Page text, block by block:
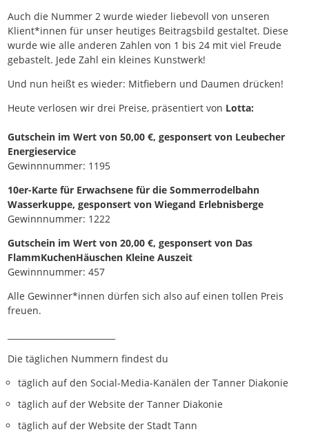
Auch die Nummer 2 wurde wieder liebevoll von unseren
Klient*innen für unser heutiges Beitragsbild gestaltet. Diese
wurde wie alle anderen Zahlen von 1 bis 24 mit viel Freude
gebastelt. Jede Zahl ein kleines Kunstwerk!
Und nun heißt es wieder: Mitfiebern und Daumen drücken!
Heute verlosen wir drei Preise, präsentiert von Lotta:
Gutschein im Wert von 50,00 €, gesponsert von Leubecher
Energieservice
Gewinnnummer: 1195
10er-Karte für Erwachsene für die Sommerrodelbahn
Wasserkuppe, gesponsert von Wiegand Erlebnisberge
Gewinnnummer: 1222
Gutschein im Wert von 20,00 €, gesponsert von Das
FlammKuchenHäuschen Kleine Auszeit
Gewinnnummer: 457
Alle Gewinner*innen dürfen sich also auf einen tollen Preis
freuen.
Die täglichen Nummern findest du
täglich auf den Social-Media-Kanälen der Tanner Diakonie
täglich auf der Website der Tanner Diakonie
täglich auf der Website der Stadt Tann